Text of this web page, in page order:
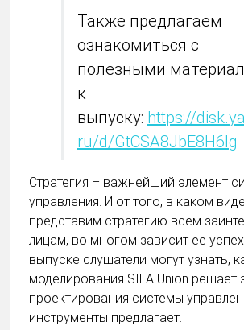
Также предлагаем
ознакомиться с
полезными
к
выпуску: https://
ru/d/GtCSA8JbE8H6lg
Стратегия – важнейший элемент
управления. И от того, в каком
представим стратегию всем
лицам, во многом зависит ее
выпуске слушатели могут узнать,
моделирования SILA Union решает
проектирования системы
инструменты предлагает.